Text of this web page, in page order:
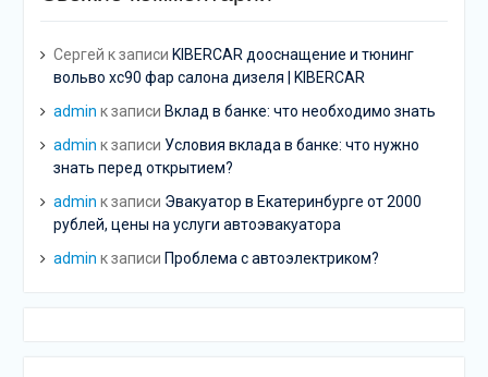
Сергей к записи KIBERCAR дооснащение и тюнинг
вольво хс90 фар салона дизеля | KIBERCAR
admin к записи Вклад в банке: что необходимо знать
admin к записи Условия вклада в банке: что нужно
знать перед открытием?
admin к записи Эвакуатор в Екатеринбурге от 2000
рублей, цены на услуги автоэвакуатора
admin к записи Проблема с автоэлектриком?